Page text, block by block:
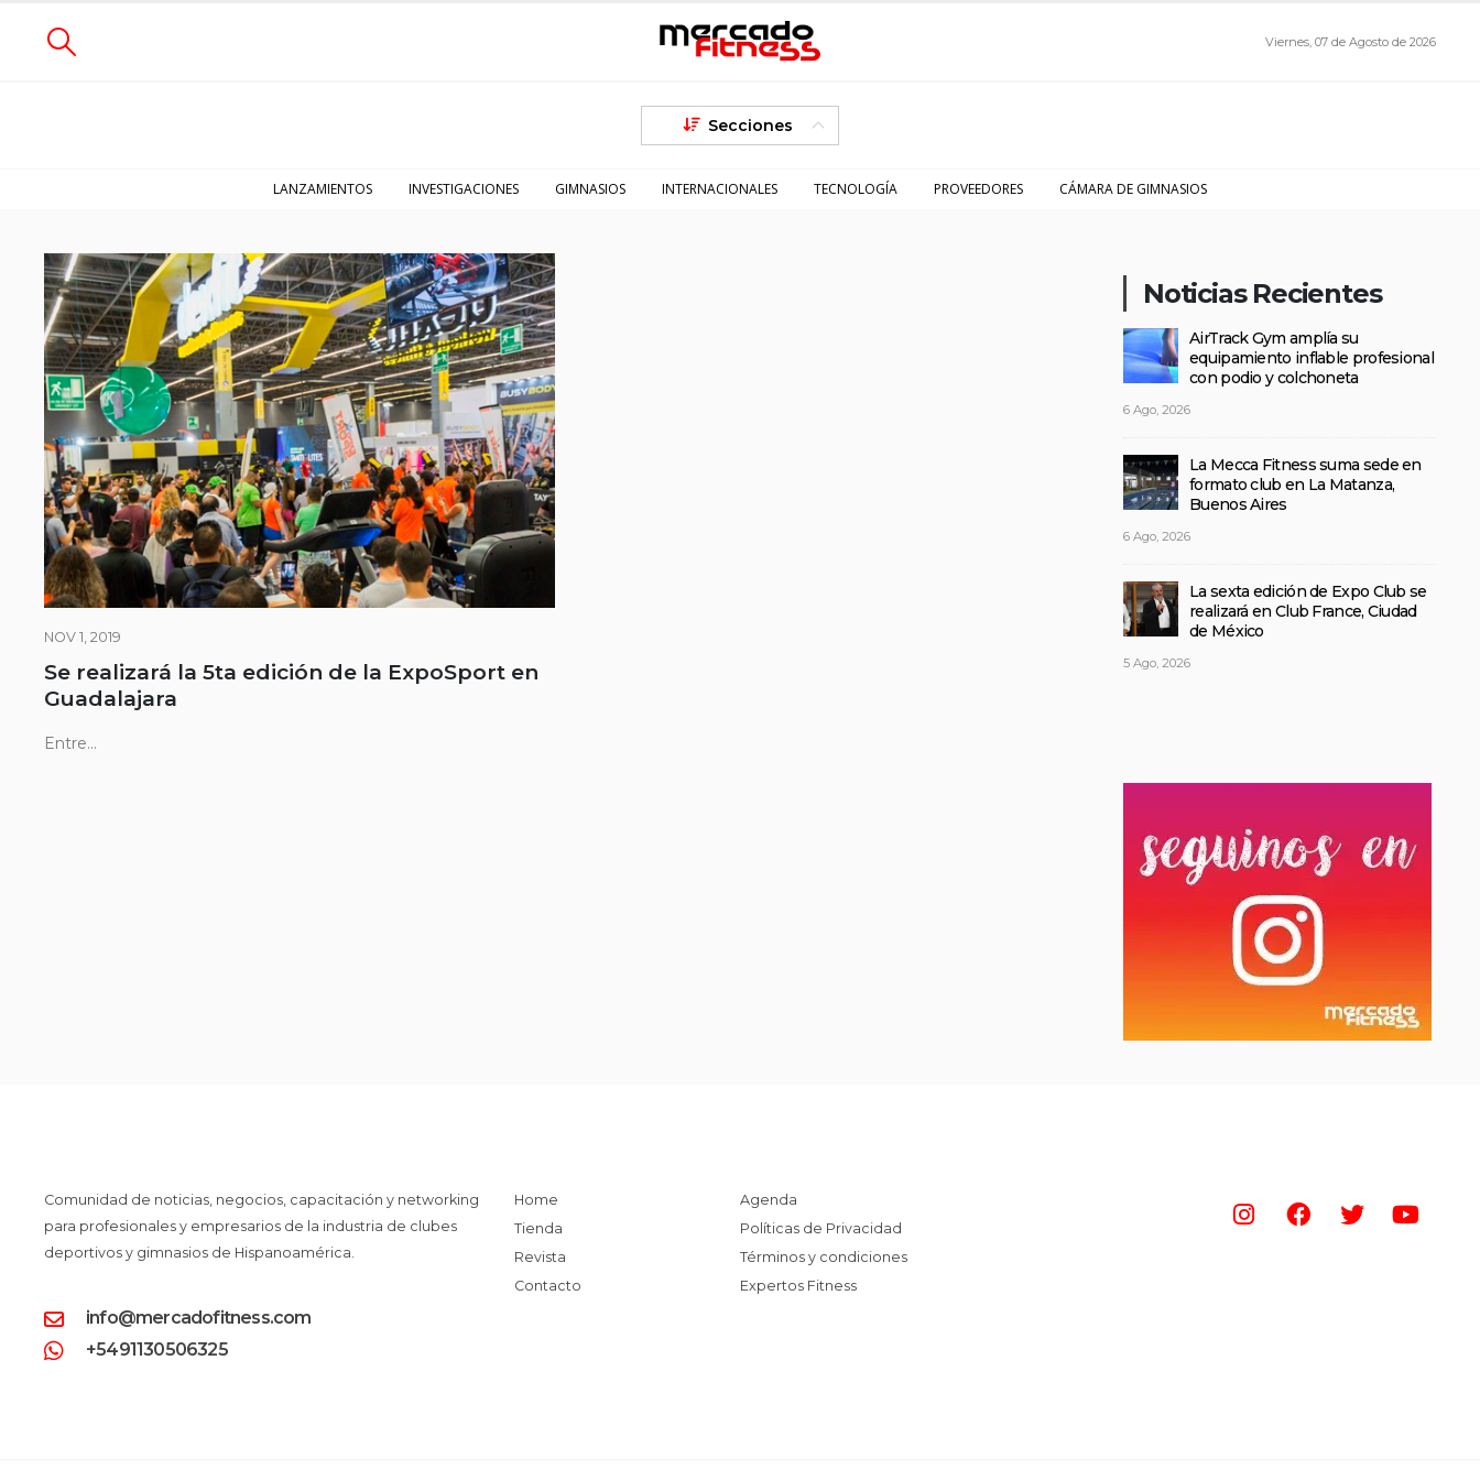
Viernes, 07 de Agosto de 2026
Secciones
LANZAMIENTOS INVESTIGACIONES GIMNASIOS INTERNACIONALES TECNOLOGÍA PROVEEDORES CÁMARA DE GIMNASIOS
NOV 1, 2019
Se realizará la 5ta edición de la ExpoSport en
Guadalajara
Entre...
Noticias Recientes
AirTrack Gym amplía su
equipamiento inflable profesional
con podio y colchoneta
6 Ago, 2026
La Mecca Fitness suma sede en
formato club en La Matanza,
Buenos Aires
6 Ago, 2026
La sexta edición de Expo Club se
realizará en Club France, Ciudad
de México
5 Ago, 2026
Comunidad de noticias, negocios, capacitación y networking
para profesionales y empresarios de la industria de clubes
deportivos y gimnasios de Hispanoamérica.
info@mercadofitness.com
+5491130506325
Home
Tienda
Revista
Contacto
Agenda
Políticas de Privacidad
Términos y condiciones
Expertos Fitness